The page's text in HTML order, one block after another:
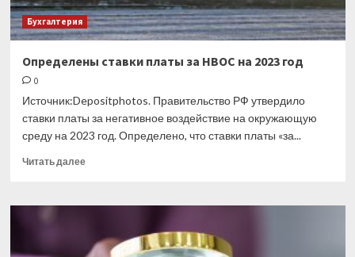
Бухгалтерия
Определены ставки платы за НВОС на 2023 год
0
Источник:Depositphotos. Правительство РФ утвердило
ставки платы за негативное воздействие на окружающую
среду на 2023 год. Определено, что ставки платы «за...
Читать далееПрочитать
Определены
платы
за